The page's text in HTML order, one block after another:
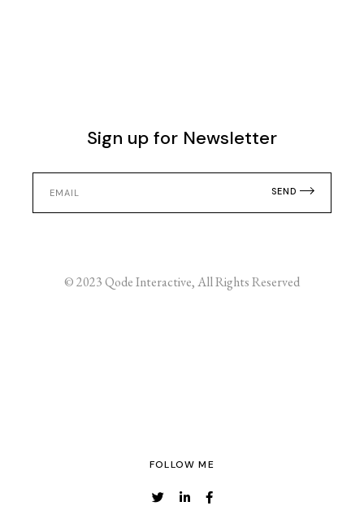
Sign up for Newsletter
SEND
© 2023Qode Interactive, All Rights Reserved
FOLLOW ME